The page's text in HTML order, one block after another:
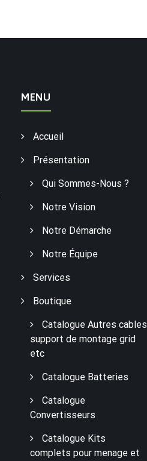
MENU
Accueil
Présentation
Qui Sommes-Nous ?
Notre Vision
Notre Démarche
Notre Équipe
Services
Boutique
Catalogue Autres cables
support de montage grid
etc
Catalogue Batteries
Catalogue
Convertisseurs
Catalogue Kits
complets pour menage et